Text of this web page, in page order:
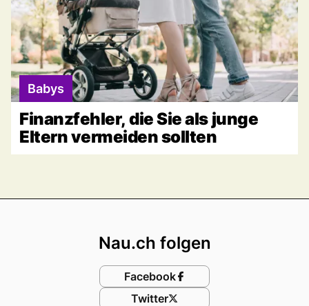
Babys
Finanzfehler, die Sie als junge
Eltern vermeiden sollten
Nau.ch folgen
Facebook
Twitter